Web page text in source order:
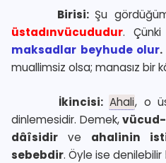
Birisi: Şu
üstadınvücududur. Çünki
maksadlar beyhude olur.
muallimsiz olsa; manasız bir
İkincisi: Ahali, o
dinlemesidir. Demek,
dâîsidir ve ahalinin
sebebdir. Öyle ise denilebilir